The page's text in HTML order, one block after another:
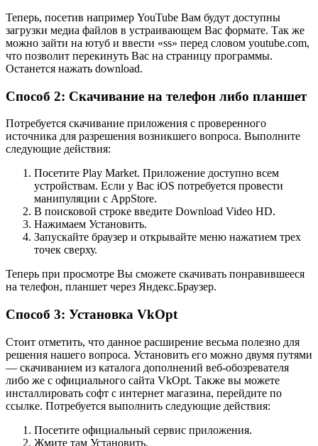
Теперь, посетив например YouTube Вам будут доступны
загрузки медиа файлов в устраивающем Вас формате. Так же
можно зайти на ютуб и ввести «ss» перед словом youtube.com,
что позволит перекинуть Вас на страницу программы.
Останется нажать download.
Способ 2: Скачивание на телефон либо планшет
Потребуется скачивание приложения с проверенного
источника для разрешения возникшего вопроса. Выполните
следующие действия:
Посетите Play Market. Приложение доступно всем
устройствам. Если у Вас iOS потребуется провести
манипуляции с AppStore.
В поисковой строке введите Download Video HD.
Нажимаем Установить.
Запускайте браузер и открывайте меню нажатием трех
точек сверху.
Теперь при просмотре Вы сможете скачивать понравившееся
на телефон, планшет через Яндекс.Браузер.
Способ 3: Установка VkOpt
Стоит отметить, что данное расширение весьма полезно для
решения нашего вопроса. Установить его можно двумя путями
— скачиванием из каталога дополнений веб-обозревателя
либо же с официального сайта VkOpt. Также вы можете
инсталлировать софт с интернет магазина, перейдите по
ссылке. Потребуется выполнить следующие действия:
Посетите официальный сервис приложения.
Жмите там Установить.